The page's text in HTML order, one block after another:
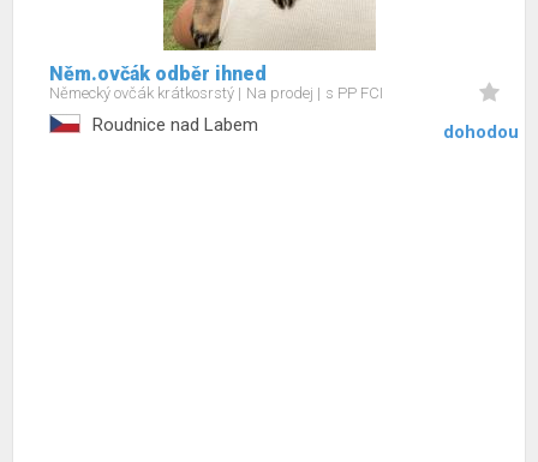
Něm.ovčák odběr ihned
Německý ovčák krátkosrstý Na prodej s PP FCI
Roudnice nad Labem dohodou